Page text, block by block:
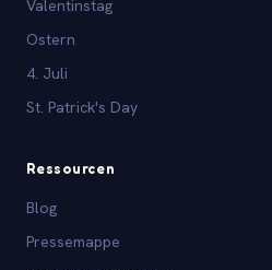
Valentinstag
Ostern
4. Juli
St. Patrick's Day
Ressourcen
Blog
Pressemappe